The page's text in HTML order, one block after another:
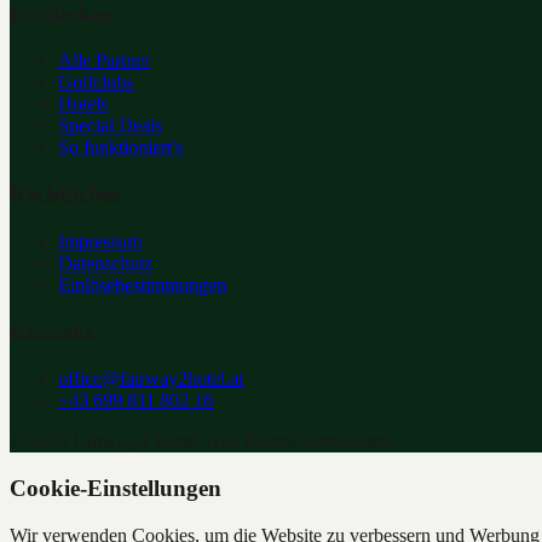
Alle Partner
Golfclubs
Hotels
Special Deals
So funktioniert's
Impressum
Datenschutz
Einlösebestimmungen
office@fairway2hotel.at
+43 699 811 802 16
Cookie-Einstellungen
Wir verwenden Cookies, um die Website zu verbessern und